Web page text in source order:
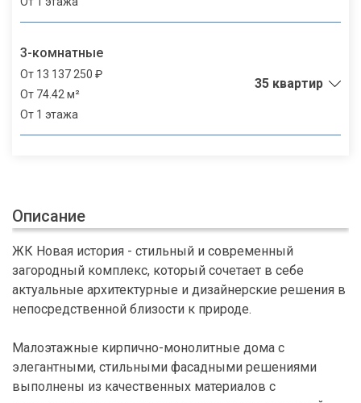
3-комнатные
От 13 137 250 ₽
От 74.42 м²
От 1 этажа
35 квартир
Описание
ЖК Новая история - стильный и современный
загородный комплекс, который сочетает в себе
актуальные архитектурные и дизайнерские решения в
непосредственной близости к природе.
Малоэтажные кирпично-монолитные дома с
элегантными, стильными фасадными решениями
выполнены из качественных материалов с